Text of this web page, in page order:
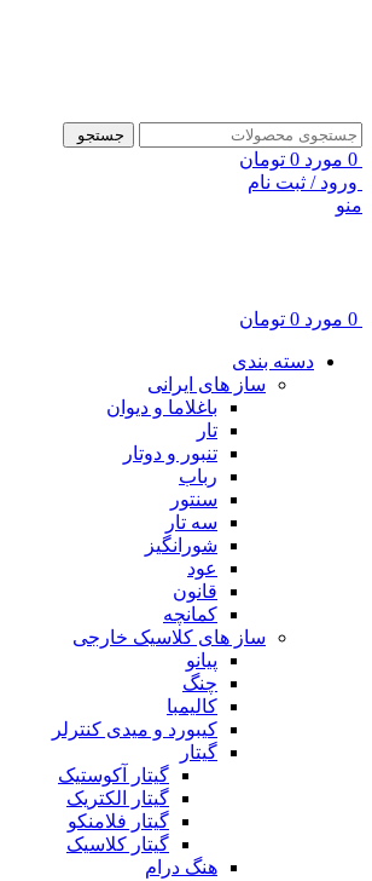
جستجو
0 مورد 0 تومان
ورود / ثبت نام
منو
0 مورد 0 تومان
دسته بندی
ساز های ایرانی
باغلاما و دیوان
تار
تنبور و دوتار
رباب
سنتور
سه تار
شورانگیز
عود
قانون
کمانچه
ساز های کلاسیک خارجی
پیانو
چنگ
کالیمبا
کیبورد و میدی کنترلر
گیتار
گیتار آکوستیک
گیتار الکتریک
گیتار فلامنکو
گیتار کلاسیک
هنگ درام